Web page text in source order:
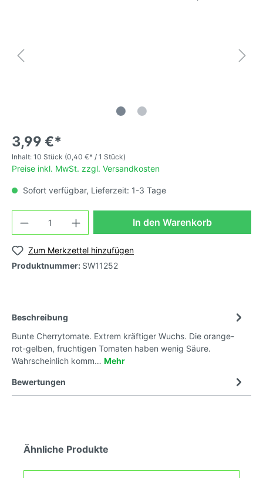
3,99 €*
Inhalt: 10 Stück (0,40 €* / 1 Stück)
Preise inkl. MwSt. zzgl. Versandkosten
Sofort verfügbar, Lieferzeit: 1-3 Tage
In den Warenkorb
Zum Merkzettel hinzufügen
Produktnummer: SW11252
Beschreibung
Bunte Cherrytomate. Extrem kräftiger Wuchs. Die orange-
rot-gelben, fruchtigen Tomaten haben wenig Säure.
Wahrscheinlich komm… Mehr
Bewertungen
Ähnliche Produkte